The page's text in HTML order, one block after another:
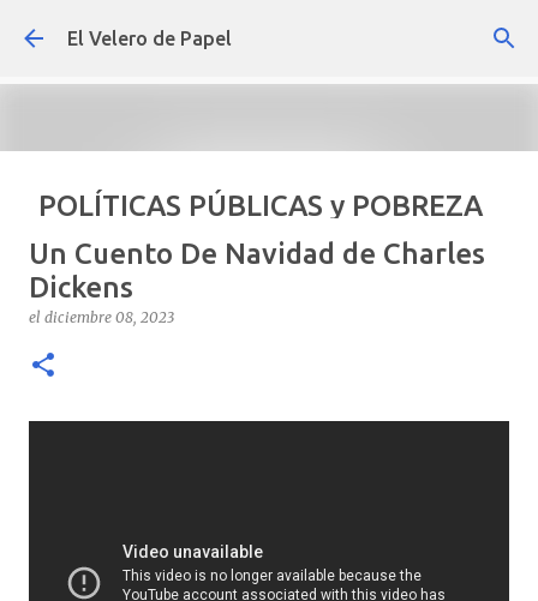
Ir al contenido principal
El Velero de Papel
POLÍTICAS PÚBLICAS y POBREZA
POR ARTURO MOLINA
elseptiembre 22, 2024
OPINIÓN POLÍTICAS PÚBLICAS Y POBREZA
Un Cuento De Navidad de Charles
Dickens
el diciembre 08, 2023